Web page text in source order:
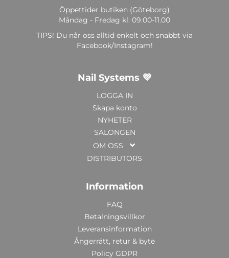
Öppettider butiken (Göteborg)
Måndag - Fredag kl: 09.00-11.00
TIPS! Du når oss alltid enkelt och snabbt via
Facebook/Instagram!
Nail Systems 💜
LOGGA IN
Skapa konto
NYHETER
SALONGEN
OM OSS
DISTRIBUTORS
Information
FAQ
Betalningsvillkor
Leveransinformation
Ångerrätt, retur & byte
Policy GDPR